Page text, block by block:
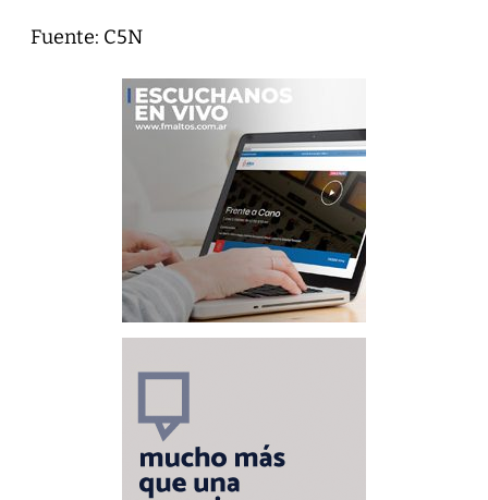
Fuente: C5N